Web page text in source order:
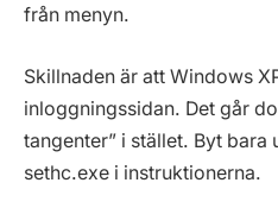
från menyn.
Skillnaden är att Windows
inloggningssidan. Det går
tangenter” i stället. Byt bara
sethc.exe i instruktionerna.